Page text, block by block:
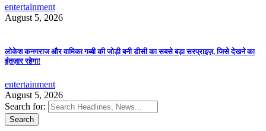
entertainment
August 5, 2026
लोकेश कनगराज और वामिका गब्बी की जोड़ी बनी डीसी का सबसे बड़ा सरप्राइज़, जिसे देखने का
इंतज़ार रहेगा!
entertainment
August 5, 2026
Search for: